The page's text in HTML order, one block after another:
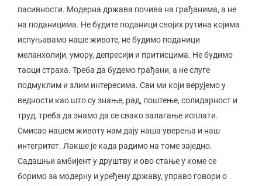
пасивности. Модерна држава почива на грађанима, а не
на поданицима. Не будите поданици својих рутина којима
испуњавамо наше животе, не будимо поданици
меланхолији, умору, депресији и притисцима. Не будимо
таоци страха. Треба да будемо грађани, а не слуге
подмуклим и злим интересима. Сви ми који верујемо у
ведности као што су знање, рад, поштење, солидарност и
труд, треба да знамо да се свако залагање исплати.
Смисао нашем животу нам дају наша уверења и наш
интегритет. Лакше је када радимо на томе заједно.
Садашњи амбијент у друштву и ово стање у коме се
боримо за модерну и уређену државу, управо говори о